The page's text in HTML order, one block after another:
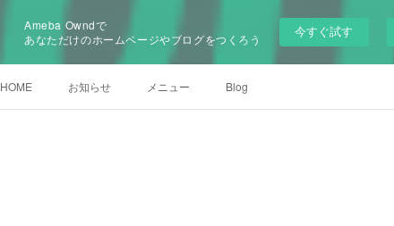
Ameba Owndで
あなただけのホームページやブログをつくろう
今すぐ試す
HOME お知らせ メニュー Blog